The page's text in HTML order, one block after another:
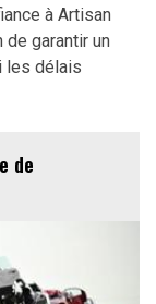
à Artisan
garantir un
les délais
de